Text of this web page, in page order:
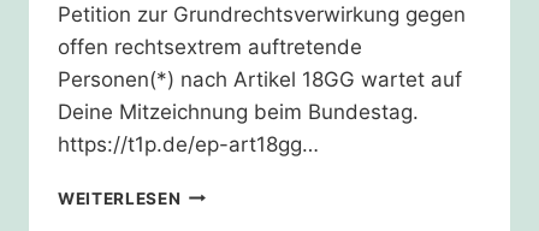
Petition zur Grundrechtsverwirkung gegen
offen rechtsextrem auftretende
Personen(*) nach Artikel 18GG wartet auf
Deine Mitzeichnung beim Bundestag.
https://t1p.de/ep-art18gg…
WEITERLESEN WILLST